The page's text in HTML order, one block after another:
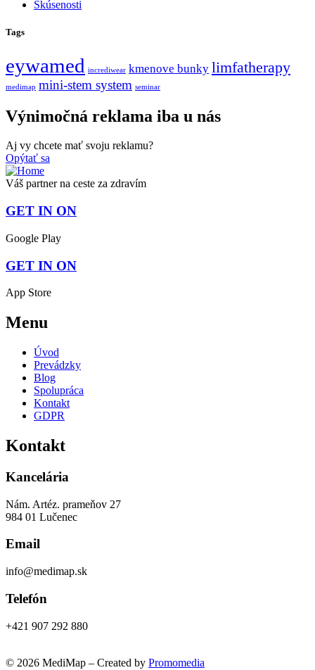
Skúsenosti
Tags
eywamed incrediwear kmenove bunky limfatherapy
medimap mini-stem system seminar
Výnimočná reklama iba u nás
Aj vy chcete mať svoju reklamu?
Opýtať sa
Váš partner na ceste za zdravím
GET IN ON
Google Play
GET IN ON
App Store
Menu
Úvod
Prevádzky
Blog
Spolupráca
Kontakt
GDPR
Kontakt
Kancelária
Nám. Artéz. prameňov 27
984 01 Lučenec
Email
info@medimap.sk
Telefón
+421 907 292 880
© 2026 MediMap – Created by Promomedia